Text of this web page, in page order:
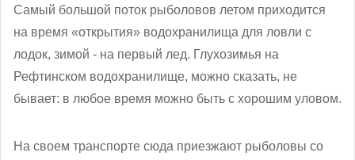
Самый большой поток рыболовов летом приходится
на время «открытия» водохранилища для ловли с
лодок, зимой - на первый лед. Глухозимья на
Рефтинском водохранилище, можно сказать, не
бывает: в любое время можно быть с хорошим уловом.
На своем транспорте сюда приезжают рыболовы со